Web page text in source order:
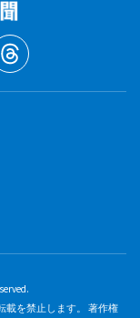
載を禁止します。 著作権